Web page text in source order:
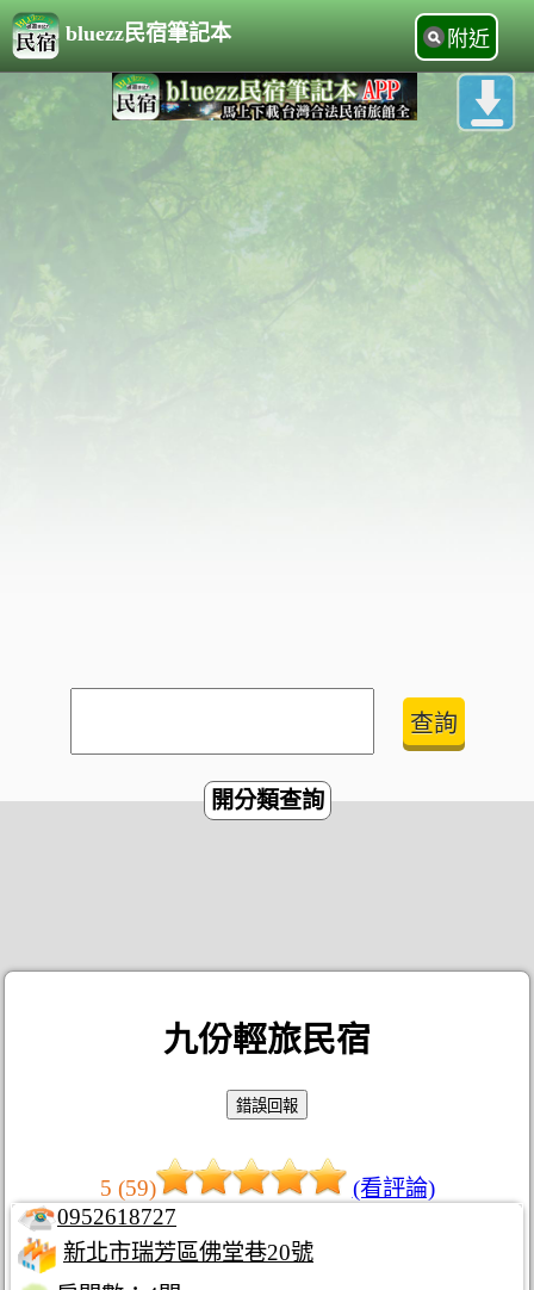
bluezz民宿筆記本 附近
開分類查詢
九份輕旅民宿
5 (59)
(看評論)
0952618727
新北市瑞芳區佛堂巷20號